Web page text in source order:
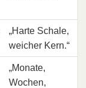
„Harte Schale,
weicher Kern.“
„Monate,
Wochen,